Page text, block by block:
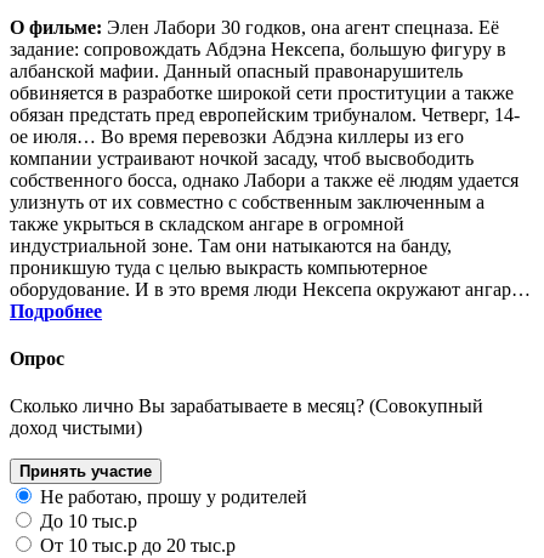
О фильме: Элен Лабори 30 годков, она агент спецназа. Её
задание: сопровождать Абдэна Нексепа, большую фигуру в
албанской мафии. Данный опасный правонарушитель
обвиняется в разработке широкой сети проституции а также
обязан предстать пред европейским трибуналом. Четверг, 14-
ое июля… Во время перевозки Абдэна киллеры из его
компании устраивают ночкой засаду, чтоб высвободить
собственного босса, однако Лабори а также её людям удается
улизнуть от их совместно с собственным заключенным а
также укрыться в складском ангаре в огромной
индустриальной зоне. Там они натыкаются на банду,
проникшую туда с целью выкрасть компьютерное
оборудование. И в это время люди Нексепа окружают ангар…
Подробнее
Опрос
Сколько лично Вы зарабатываете в месяц? (Совокупный
доход чистыми)
Принять участие
Не работаю, прошу у родителей
До 10 тыс.р
От 10 тыс.р до 20 тыс.р